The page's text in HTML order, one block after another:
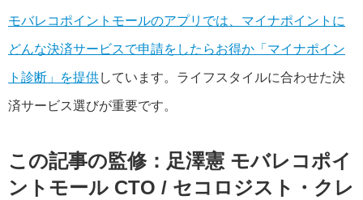
モバレコポイントモールのアプリでは、マイナポイントに
どんな決済サービスで申請をしたらお得か「マイナポイン
ト診断」を提供しています。ライフスタイルに合わせた決
済サービス選びが重要です。
この記事の監修：足澤憲 モバレコポイ
ントモール CTO / セコロジスト・クレ